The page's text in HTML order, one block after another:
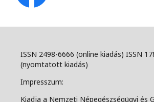
ISSN 2498-6666 (online kiadás) ISSN
(nyomtatott kiadás)
Impresszum:
Kiadja a Nemzeti Népegészségügyi és